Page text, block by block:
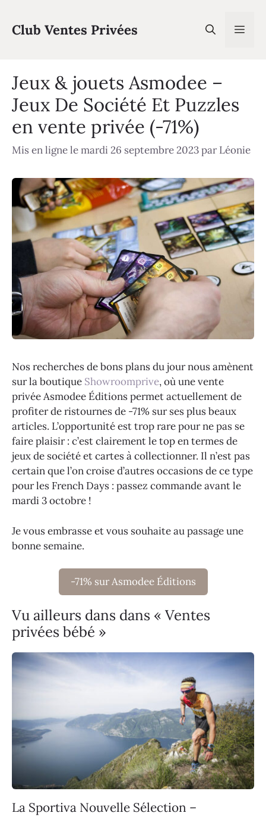
contenu
Club Ventes Privées
Jeux & jouets Asmodee –
Jeux De Société Et Puzzles
en vente privée (-71%)
Mis en ligne le mardi 26 septembre 2023parLéonie
Nos recherches de bons plans du jour nous amènent
sur la boutique Showroomprive, où une vente
privée Asmodee Éditions permet actuellement de
profiter de ristournes de -71% sur ses plus beaux
articles. L’opportunité est trop rare pour ne pas se
faire plaisir : c’est clairement le top en termes de
jeux de société et cartes à collectionner. Il n’est pas
certain que l’on croise d’autres occasions de ce type
pour les French Days : passez commande avant le
mardi 3 octobre !
Je vous embrasse et vous souhaite au passage une
bonne semaine.
-71% sur Asmodee Éditions
Vu ailleurs dans dans « Ventes
privées bébé »
La Sportiva Nouvelle Sélection –